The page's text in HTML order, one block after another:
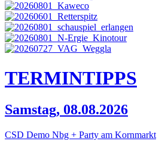
TERMINTIPPS
Samstag, 08.08.2026
CSD Demo Nbg + Party am Kornmarkt